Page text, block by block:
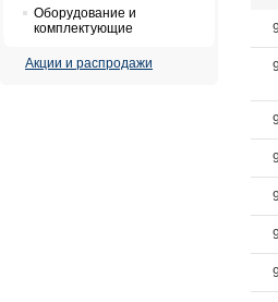
Оборудование и
комплектующие
Акции и распродажи